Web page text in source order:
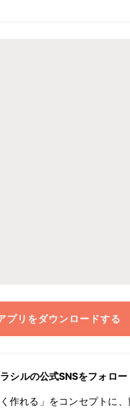
プリをダウンロードする
シルの公式SNSをフォロー
作れる」をコンセプトに、